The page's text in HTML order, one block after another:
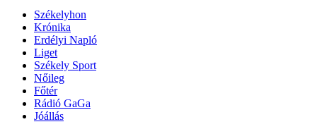
Székelyhon
Krónika
Erdélyi Napló
Liget
Székely Sport
Nőileg
Főtér
Rádió GaGa
Jóállás